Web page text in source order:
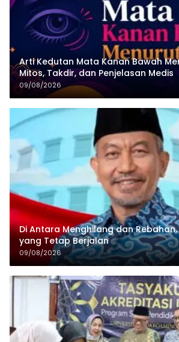
Arti Kedutan Mata Kanan Bawah
Mitos, Takdir, dan Penjelasan Medis
09/08/2026
Di Antara Menghilang dan
yang Tetap Berjalan
09/08/2026